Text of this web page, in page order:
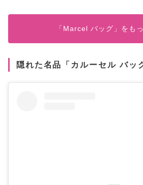
「Marcel バッグ」をも
隠れた名品「カルーセル バッ